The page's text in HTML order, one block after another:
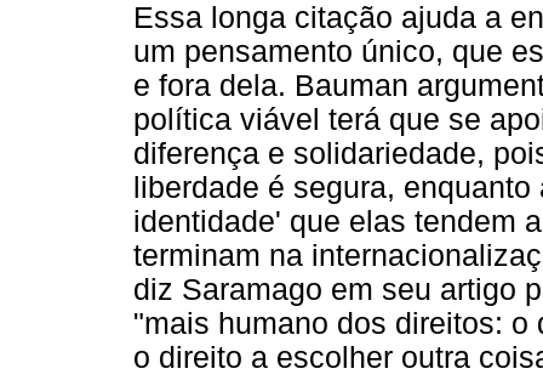
Essa longa citação ajuda a
um pensamento único, que
e fora dela. Bauman
política viável terá que se
diferença e solidariedade,
liberdade é segura,
identidade' que elas tendem
terminam na
diz Saramago em seu artigo
"mais humano dos direitos:
o direito a escolher outra